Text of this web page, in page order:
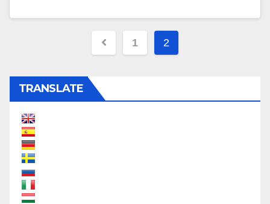
Beitragsnavigation
1 2
TRANSLATE